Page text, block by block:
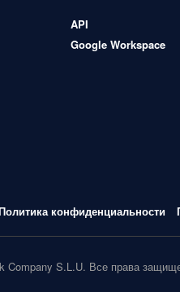
API
Google Workspace
конфиденциальности
Company S.L.U. Все права